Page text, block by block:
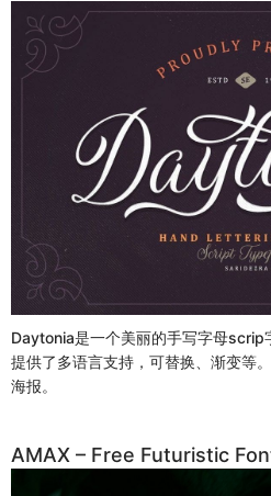
Daytonia是一个美丽的手写字母scrip
提供了多语言支持，可替换、渐变等
海报。
AMAX – Free Futuristic